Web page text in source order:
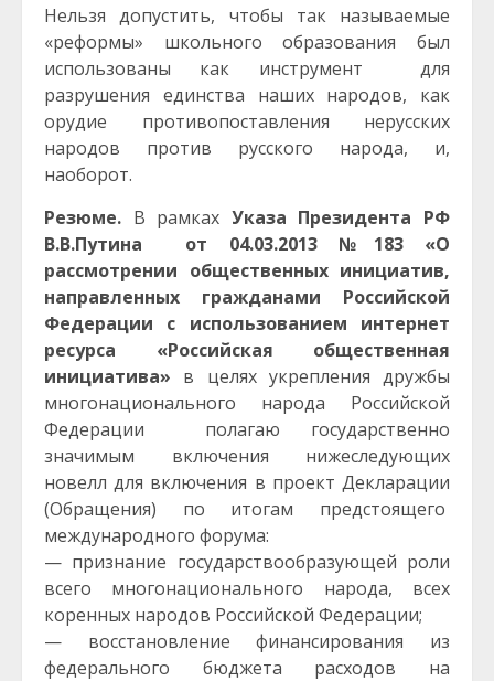
Нельзя допустить, чтобы так называемые
«реформы» школьного образования был
использованы как инструмент для
разрушения единства наших народов, как
орудие противопоставления нерусских
народов против русского народа, и,
наоборот.
Резюме. В рамках Указа Президента РФ
В.В.Путина от 04.03.2013 №183 «О
рассмотрении общественных инициатив,
направленных гражданами Российской
Федерации с использованием интернет
ресурса «Российская общественная
инициатива» в целях укрепления дружбы
многонационального народа Российской
Федерации полагаю государственно
значимым включения нижеследующих
новелл для включения в проект Декларации
(Обращения) по итогам предстоящего
международного форума:
— признание государствообразующей роли
всего многонационального народа, всех
коренных народов Российской Федерации;
— восстановление финансирования из
федерального бюджета расходов на